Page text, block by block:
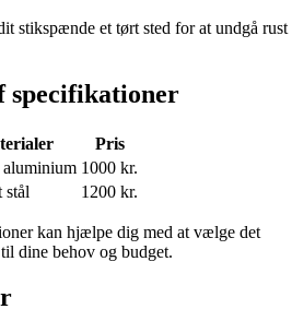
stikspænde et tørt sted for at undgå rust
specifikationer
Pris
aluminium 1000 kr.
stål 1200 kr.
kan hjælpe dig med at vælge det
dine behov og budget.